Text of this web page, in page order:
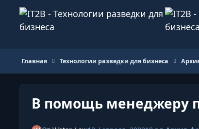
Перейти к содержанию
Главная Технологии разведки для бизнеса
В помощь менеджеру